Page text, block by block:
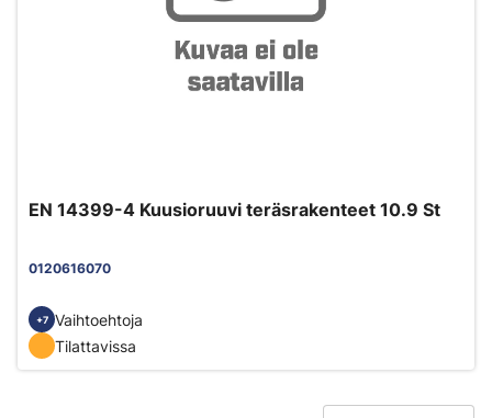
EN 14399-4 Kuusioruuvi teräsrakenteet 10.9 St
0120616070
+7 Vaihtoehtoja
Tilattavissa